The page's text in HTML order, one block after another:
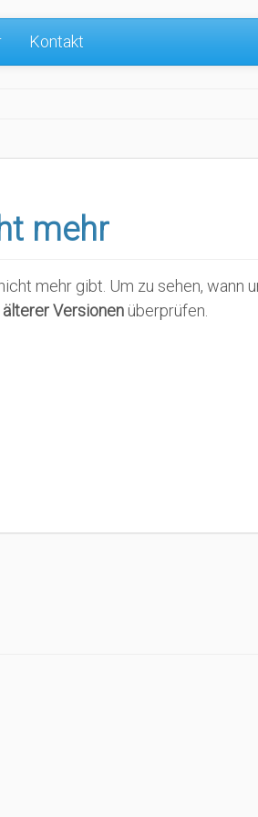
Kontakt
mehr
mehr gibt. Um zu sehen,
älterer Versionen überprüfen.